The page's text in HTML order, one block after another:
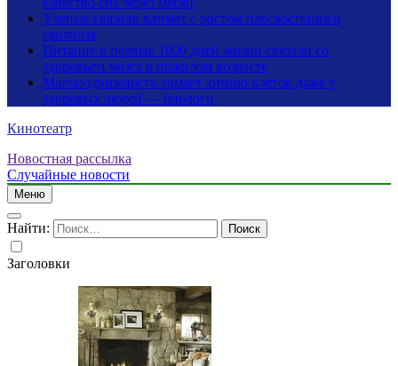
Ученые связали климат с ростом плоскостопия и
сколиоза
Питание в первые 1000 дней жизни связали со
здоровьем мозга в пожилом возрасте
Малоподвижность ломает химию клеток даже у
здоровых людей — биологи
Кинотеатр
Новостная рассылка
Случайные новости
Меню
Найти:
Заголовки